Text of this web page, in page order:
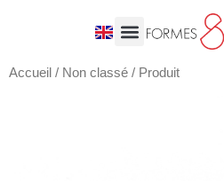
Accueil / Non classé / Produit